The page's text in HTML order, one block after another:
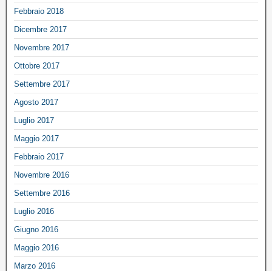
Febbraio 2018
Dicembre 2017
Novembre 2017
Ottobre 2017
Settembre 2017
Agosto 2017
Luglio 2017
Maggio 2017
Febbraio 2017
Novembre 2016
Settembre 2016
Luglio 2016
Giugno 2016
Maggio 2016
Marzo 2016